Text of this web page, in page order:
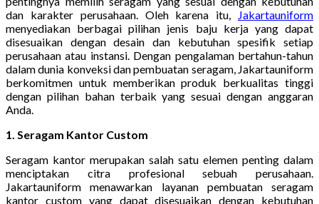
dan karakter perusahaan. Oleh karena itu, Jakartauniform
menyediakan berbagai pilihan jenis baju kerja yang dapat
disesuaikan dengan desain dan kebutuhan spesifik setiap
perusahaan atau instansi. Dengan pengalaman bertahun-tahun
dalam dunia konveksi dan pembuatan seragam, Jakartauniform
berkomitmen untuk memberikan produk berkualitas tinggi
dengan pilihan bahan terbaik yang sesuai dengan anggaran
Anda.
1. Seragam Kantor Custom
Seragam kantor merupakan salah satu elemen penting dalam
menciptakan citra profesional sebuah perusahaan.
Jakartauniform menawarkan layanan pembuatan seragam
kantor custom yang dapat disesuaikan dengan kebutuhan